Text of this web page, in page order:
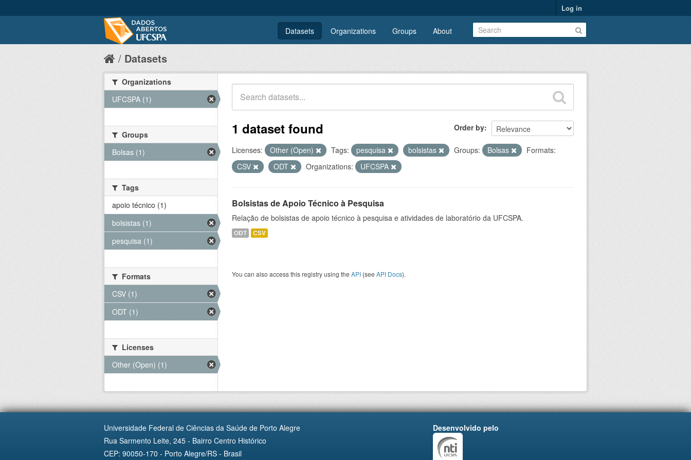
Log in
Datasets Organizations Groups About
Datasets
Order by
1 dataset found
Licenses: Other (Open) Tags: pesquisa bolsistas Groups: Bolsas
Formats:
CSV
ODT Organizations: UFCSPA
Bolsistas de Apoio Técnico à Pesquisa
Relação de bolsistas de apoio técnico à pesquisa e atividades de laboratório da UFCSPA.
ODT CSV
You can also access this registry using the API (see API Docs).
Organizations
UFCSPA (1)
Groups
Bolsas (1)
Tags
apoio técnico (1)
bolsistas (1)
pesquisa (1)
Formats
CSV (1)
ODT (1)
Licenses
Other (Open) (1)
Universidade Federal de Ciências da Saúde de Porto Alegre
Rua Sarmento Leite, 245 - Bairro Centro Histórico
CEP: 90050-170 - Porto Alegre/RS - Brasil
Desenvolvido pelo